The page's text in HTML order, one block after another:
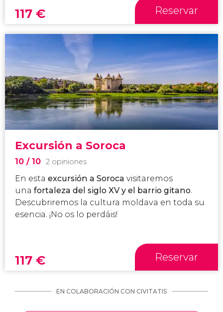
117 € Reservar
Excursión a Soroca
10 / 10 2 opiniones
En esta excursión a Soroca visitaremos
una fortaleza del siglo XV y el barrio gitano.
Descubriremos la cultura moldava en toda su
esencia. ¡No os lo perdáis!
117 € Reservar
EN COLABORACIÓN CON CIVITATIS